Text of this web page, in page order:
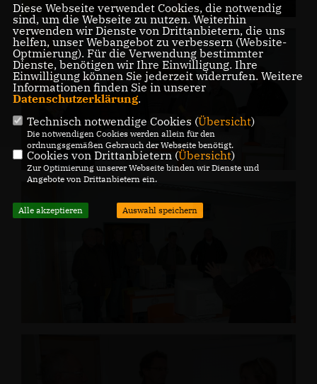
Diese Webseite verwendet Cookies, die notwendig
sind, um die Webseite zu nutzen. Weiterhin
verwenden wir Dienste von Drittanbietern, die uns
helfen, unser Webangebot zu verbessern (Website-
Optmierung). Für die Verwendung bestimmter
Dienste, benötigen wir Ihre Einwilligung. Ihre
Einwilligung können Sie jederzeit widerrufen. Weitere
Informationen finden Sie in unserer
Datenschutzerklärung.
Technisch notwendige Cookies (Übersicht)
Die notwendigen Cookies werden allein für den
ordnungsgemäßen Gebrauch der Webseite benötigt.
Cookies von Drittanbietern (Übersicht)
Zur Optimierung unserer Webseite binden wir Dienste und
Angebote von Drittanbietern ein.
Alle akzeptieren Auswahl speichern